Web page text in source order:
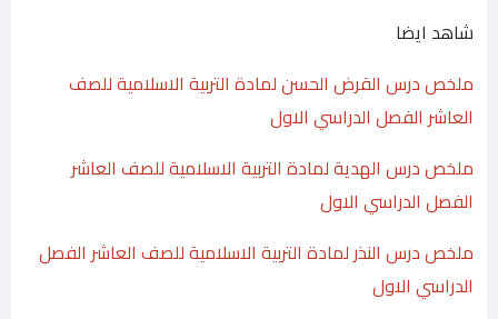
شاهد ايضا
ملخص درس القرض الحسن لمادة التربية الاسلامية للصف
العاشر الفصل الدراسي الاول
ملخص درس الهدية لمادة التربية الاسلامية للصف العاشر
الفصل الدراسي الاول
ملخص درس النذر لمادة التربية الاسلامية للصف العاشر الفصل
الدراسي الاول